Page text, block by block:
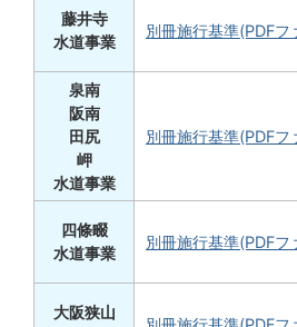
藤井寺
水道事業
別冊施行基準(PDF
泉南
阪南
田尻
岬
水道事業
別冊施行基準(PDF
四條畷
水道事業
別冊施行基準(PDF
大阪狭山